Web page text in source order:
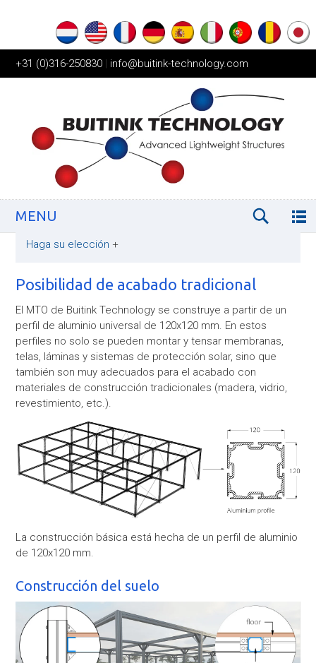
+31 (0)316-250830 | info@buitink-technology.com
MENU
Haga su elección +
Posibilidad de acabado tradicional
El MTO de Buitink Technology se construye a partir de un
perfil de aluminio universal de 120x120 mm. En estos
perfiles no solo se pueden montar y tensar membranas,
telas, láminas y sistemas de protección solar, sino que
también son muy adecuados para el acabado con
materiales de construcción tradicionales (madera, vidrio,
revestimiento, etc.).
La construcción básica está hecha de un perfil de aluminio
de 120x120 mm.
Construcción del suelo